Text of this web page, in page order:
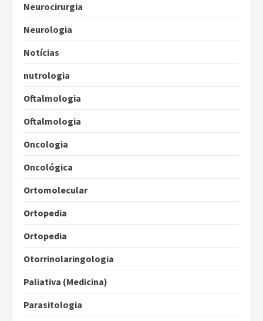
Neurocirurgia
Neurologia
Notícias
nutrologia
Oftalmologia
Oftalmologia
Oncologia
Oncológica
Ortomolecular
Ortopedia
Ortopedia
Otorrinolaringologia
Paliativa (Medicina)
Parasitologia